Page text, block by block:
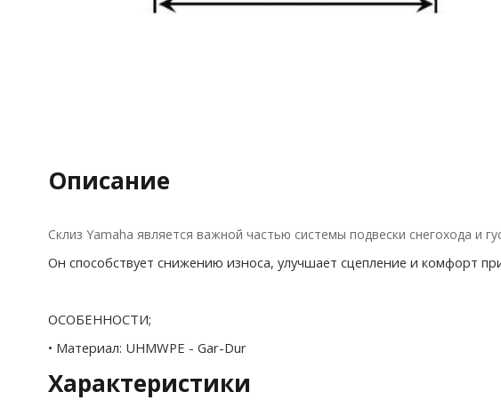
Описание
Склиз Yamaha является важной частью системы подвески снегохода и
Он способствует снижению износа, улучшает сцепление и комфорт
ОСОБЕННОСТИ;
• Материал: UHMWPE - Gar-Dur
Характеристики